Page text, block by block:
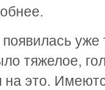
уже
тяжелое,
это.